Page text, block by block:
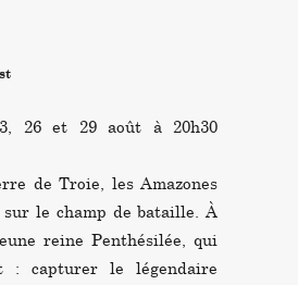
26 et 29 août à 20h30
de Troie, les Amazones
le champ de bataille. À
reine Penthésilée, qui
: capturer le légendaire